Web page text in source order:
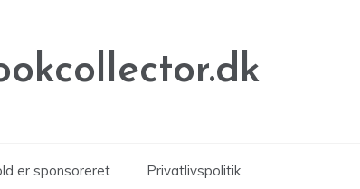
er sponsoreret Privatlivspolitik